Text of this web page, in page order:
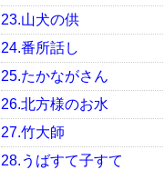
23.山犬の供
24.番所話し
25.たかながさん
26.北方様のお水
27.竹大師
28.うばすて子すて